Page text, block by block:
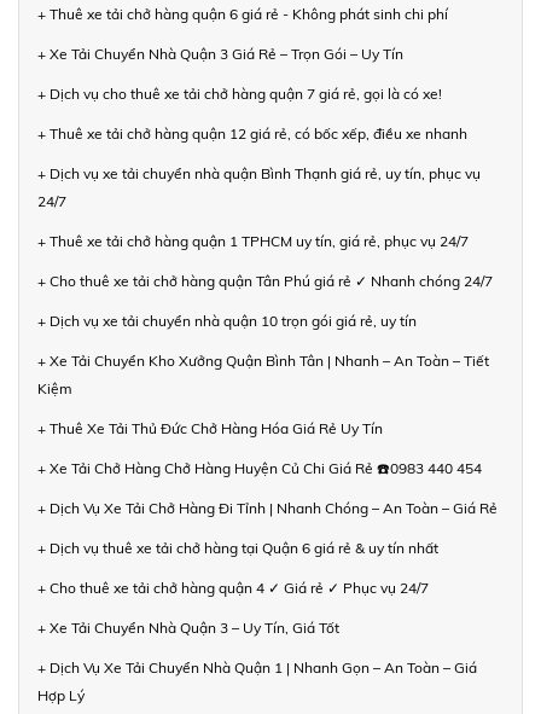
+ Thuê xe tải chở hàng quận 6 giá rẻ - Không phát sinh chi phí
+ Xe Tải Chuyển Nhà Quận 3 Giá Rẻ – Trọn Gói – Uy Tín
+ Dịch vụ cho thuê xe tải chở hàng quận 7 giá rẻ, gọi là có xe!
+ Thuê xe tải chở hàng quận 12 giá rẻ, có bốc xếp, điều xe nhanh
+ Dịch vụ xe tải chuyển nhà quận Bình Thạnh giá rẻ, uy tín, phục vụ
24/7
+ Thuê xe tải chở hàng quận 1 TPHCM uy tín, giá rẻ, phục vụ 24/7
+ Cho thuê xe tải chở hàng quận Tân Phú giá rẻ ✓ Nhanh chóng 24/7
+ Dịch vụ xe tải chuyển nhà quận 10 trọn gói giá rẻ, uy tín
+ Xe Tải Chuyển Kho Xưởng Quận Bình Tân | Nhanh – An Toàn – Tiết
Kiệm
+ Thuê Xe Tải Thủ Đức Chở Hàng Hóa Giá Rẻ Uy Tín
+ Xe Tải Chở Hàng Chở Hàng Huyện Củ Chi Giá Rẻ ☎️0983 440 454
+ Dịch Vụ Xe Tải Chở Hàng Đi Tỉnh | Nhanh Chóng – An Toàn – Giá Rẻ
+ Dịch vụ thuê xe tải chở hàng tại Quận 6 giá rẻ & uy tín nhất
+ Cho thuê xe tải chở hàng quận 4 ✓ Giá rẻ ✓ Phục vụ 24/7
+ Xe Tải Chuyển Nhà Quận 3 – Uy Tín, Giá Tốt
+ Dịch Vụ Xe Tải Chuyển Nhà Quận 1 | Nhanh Gọn – An Toàn – Giá
Hợp Lý